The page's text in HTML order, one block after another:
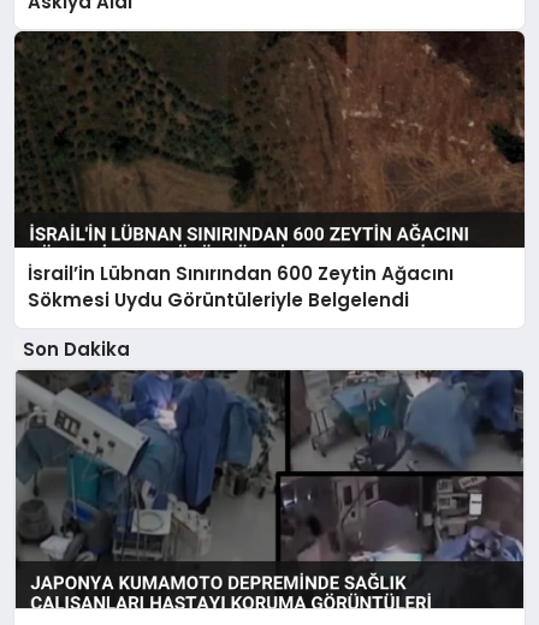
İsrail’in Lübnan Sınırından 600 Zeytin Ağacını
Sökmesi Uydu Görüntüleriyle Belgelendi
Son Dakika